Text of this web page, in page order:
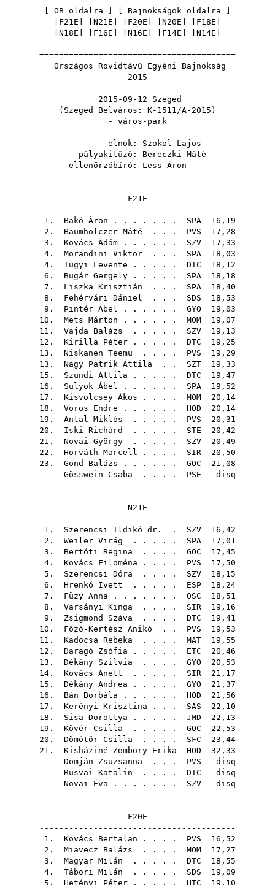
OB oldalra Bajnokságok oldalra
F21E N21E F20E N20E F18E
N18E F16E N16E F14E N14E
========================================
Országos Rövidtávú Egyéni Bajnokság
2015
2015-09-12 Szeged
(Szeged Belváros: K-1511/A-2015)
- város-park
elnök: Szokol Lajos
pályakitűző: Bereczki Máté
ellenőrzőbíró: Less Áron
F21E
----------------------------------------
1. Bakó Áron . . . . . . . SPA 16,19
2. Baumholczer Máté . . . PVS 17,28
3. Kovács Ádám . . . . . . SZV 17,33
4. Morandini Viktor . . . SPA 18,03
4. Tugyi Levente . . . . . DTC 18,12
6. Bugár Gergely . . . . . SPA 18,18
7. Liszka Krisztián . . . SPA 18,40
8. Fehérvári Dániel . . . SDS 18,53
9. Pintér Ábel . . . . . . GYO 19,03
10. Mets Márton . . . . . . MOM 19,07
11. Vajda Balázs . . . . . SZV 19,13
12. Kirilla Péter . . . . . DTC 19,25
13. Niskanen Teemu . . . . PVS 19,29
13. Nagy Patrik Attila . . SZT 19,33
15. Szundi Attila . . . . . DTC 19,47
16. Sulyok Ábel . . . . . . SPA 19,52
17. Kisvölcsey Ákos . . . . MOM 20,14
18. Vörös Endre . . . . . . HOD 20,14
19. Antal Miklós . . . . . PVS 20,31
20. Iski Richárd . . . . . STE 20,42
21. Novai György . . . . . SZV 20,49
22. Horváth Marcell . . . . SIR 20,50
23. Gond Balázs . . . . . . GOC 21,08
Gösswein Csaba . . . . PSE disq
N21E
----------------------------------------
1. Szerencsi Ildikó dr. . SZV 16,42
2. Weiler Virág . . . . . SPA 17,01
3. Bertóti Regina . . . . GOC 17,45
4. Kovács Filoména . . . . PVS 17,50
5. Szerencsi Dóra . . . . SZV 18,15
6. Hrenkó Ivett . . . . . ESP 18,24
7. Füzy Anna . . . . . . . OSC 18,51
8. Varsányi Kinga . . . . SIR 19,16
9. Zsigmond Száva . . . . DTC 19,41
10. Főző-Kertész Anikó . . PVS 19,53
11. Kadocsa Rebeka . . . . MAT 19,55
12. Daragó Zsófia . . . . . ETC 20,46
13. Dékány Szilvia . . . . GYO 20,53
14. Kovács Anett . . . . . SIR 21,17
15. Dékány Andrea . . . . . GYO 21,37
16. Bán Borbála . . . . . . HOD 21,56
17. Kerényi Krisztina . . . SAS 22,10
18. Sisa Dorottya . . . . . JMD 22,13
19. Kövér Csilla . . . . . GOC 22,53
20. Dömötör Csilla . . . . SFC 23,44
21. Kisháziné Zombory Erika HOD 32,33
Domján Zsuzsanna . . . PVS disq
Rusvai Katalin . . . . DTC disq
Novai Éva . . . . . . . SZV disq
F20E
----------------------------------------
1. Kovács Bertalan . . . . PVS 16,52
2. Miavecz Balázs . . . . MOM 17,27
3. Magyar Milán . . . . . DTC 18,55
4. Tábori Milán . . . . . SDS 19,09
5. Hetényi Péter . . . . . HTC 19,10